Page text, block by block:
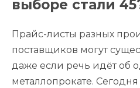
выборе стали
Прайс-листы разных
поставщиков могут
даже если речь идёт об
металлопрокате.